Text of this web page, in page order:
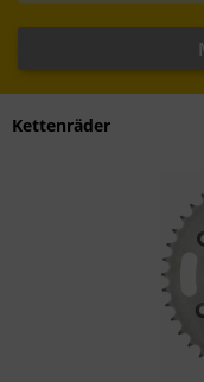
Kettenräder